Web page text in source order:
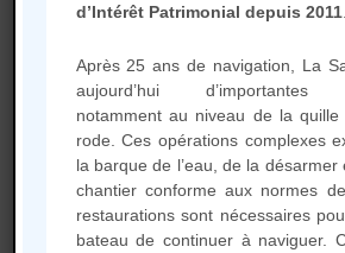
150 € par an
Pour une adhésion de
Donne droit du vote à
Générale.
d’Intérêt Patrimonial depuis 2011.
Après 25 ans de navigation, La
aujourd’hui d’importantes
notamment au niveau de la
rode. Ces opérations complexes
la barque de l’eau, de la désarmer
chantier conforme aux normes
restaurations sont nécessaires
bateau de continuer à naviguer.